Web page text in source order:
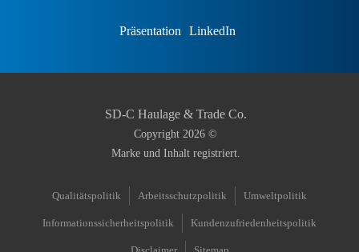
Präsentation LinkedIn
SD-C Haulage & Trade Co.
Copyright 2026 ©
Marke und Inhalt registriert.
Qualitätspolitik Arbeitsschutzpolitik Umweltpolitik
Informationssicherheitspolitik Kundenzufriedenheitspolitik